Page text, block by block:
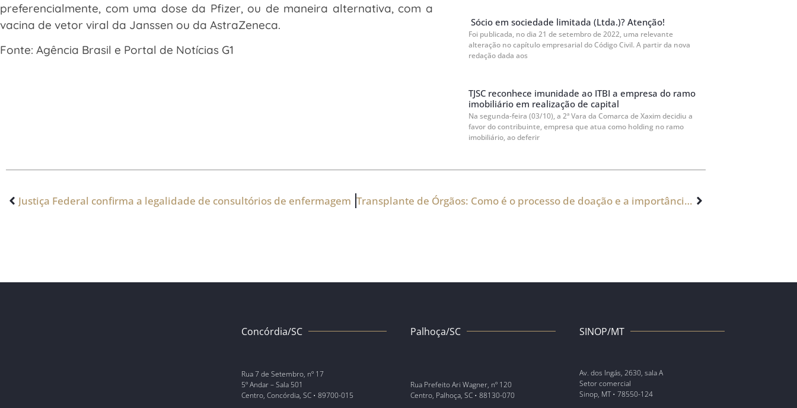
preferencialmente, com uma dose da Pfizer, ou de maneira alternativa, com a
vacina de vetor viral da Janssen ou da AstraZeneca.
Fonte: Agência Brasil e Portal de Notícias G1
Sócio em sociedade limitada (Ltda.)? Atenção!
Foi publicada, no dia 21 de setembro de 2022, uma relevante
alteração no capítulo empresarial do Código Civil. A partir da nova
redação dada aos
TJSC reconhece imunidade ao ITBI a empresa do ramo
imobiliário em realização de capital
Na segunda-feira (03/10), a 2ª Vara da Comarca de Xaxim decidiu a
favor do contribuinte, empresa que atua como holding no ramo
imobiliário, ao deferir
Justiça Federal confirma a legalidade de consultórios de enfermagem Transplante de Órgãos: Como é o processo de doação e a importância de conversar com a família
Concórdia/SC
Rua 7 de Setembro, nº 17
5º Andar – Sala 501
Centro, Concórdia, SC • 89700-015
Palhoça/SC
Rua Prefeito Ari Wagner, nº 120
Centro, Palhoça, SC • 88130-070
SINOP/MT
Av. dos Ingás, 2630, sala A
Setor comercial
Sinop, MT • 78550-124